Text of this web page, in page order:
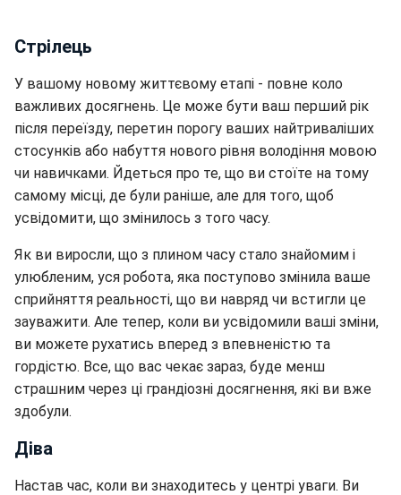
Стрілець
У вашому новому життєвому етапі - повне коло
важливих досягнень. Це може бути ваш перший рік
після переїзду, перетин порогу ваших найтриваліших
стосунків або набуття нового рівня володіння мовою
чи навичками. Йдеться про те, що ви стоїте на тому
самому місці, де були раніше, але для того, щоб
усвідомити, що змінилось з того часу.
Як ви виросли, що з плином часу стало знайомим і
улюбленим, уся робота, яка поступово змінила ваше
сприйняття реальності, що ви навряд чи встигли це
зауважити. Але тепер, коли ви усвідомили ваші зміни,
ви можете рухатись вперед з впевненістю та
гордістю. Все, що вас чекає зараз, буде менш
страшним через ці грандіозні досягнення, які ви вже
здобули.
Діва
Настав час, коли ви знаходитесь у центрі уваги. Ви